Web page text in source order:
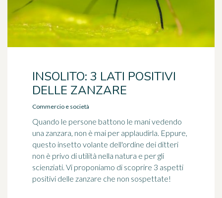
INSOLITO: 3 LATI POSITIVI
DELLE ZANZARE
Commercio e società
Quando le persone battono le mani vedendo
una zanzara, non è mai per applaudirla. Eppure,
questo insetto volante dell'ordine dei ditteri
non è privo di utilità nella natura e per gli
scienziati. Vi proponiamo di scoprire 3 aspetti
positivi delle zanzare che non sospettate!